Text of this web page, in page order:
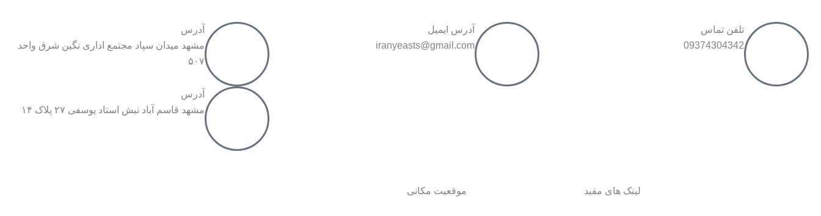
تلفن تماس
09374304342
آدرس ایمیل
iranyeasts@gmail.com
آدرس
مشهد میدان سپاد مجتمع اداری نگین شرق واحد
۵۰۷
آدرس
مشهد قاسم آباد نبش استاد یوسفی ۲۷ پلاک ۱۴
لینک های مفید موقعیت مکانی